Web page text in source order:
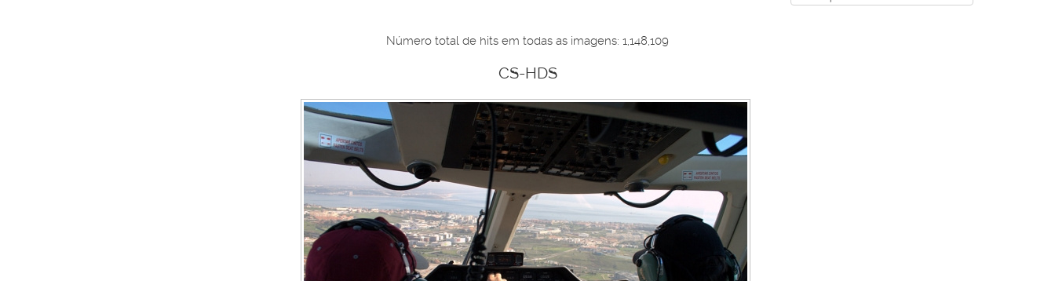
Número total de hits em todas as imagens: 1,148,109
CS-HDS